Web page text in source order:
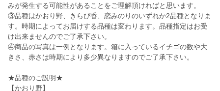
みが発生する可能性があることをご理解頂ければと思います。
③品種はかおり野、きらぴ香、恋みのりのいずれか2品種となりま
す。時期によってお届けする品種は変わります。品種指定はお受
け出来ませんのでご了承下さい。
④商品の写真は一例となります。箱に入っているイチゴの数や大
きさ、赤さは時期により多少異なりますのでご了承下さい。
★品種のご説明★
【かおり野】